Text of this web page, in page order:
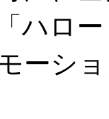
ハロ
ーシ